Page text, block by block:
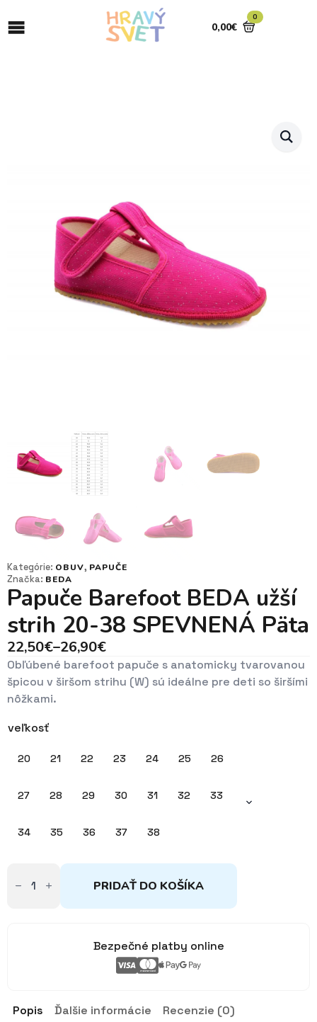
0,00€
0
Kategórie: OBUV, PAPUČE
Značka: BEDA
Papuče Barefoot BEDA užší
strih 20-38 SPEVNENÁ Päta
22,50€–26,90€
Price
range:
22,50€
through
26,90€
Obľúbené barefoot papuče s anatomicky tvarovanou
špicou v širšom strihu (W) sú ideálne pre deti so širšími
nôžkami.
veľkosť
20 21 22 23 24 25 26
27 28 29 30 31 32 33
34 35 36 37 38
množstvo
Papuče
Barefoot PRIDAŤ DO KOŠÍKA
Bezpečné platby online
Popis Ďalšie informácie Recenzie (0)